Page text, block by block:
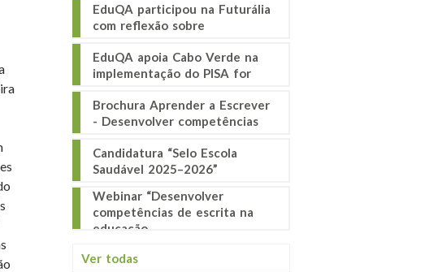
EduQA participou na Futurália
com reflexão sobre
EduQA apoia Cabo Verde na
implementação do PISA for
Brochura Aprender a Escrever
- Desenvolver competências
Candidatura “Selo Escola
Saudável 2025–2026”
Webinar “Desenvolver
competências de escrita na
educação
Ver todas